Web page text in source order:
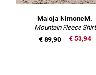
Maloja NimoneM.
Mountain Fleece Shirt
€ 53,94
€ 89,90